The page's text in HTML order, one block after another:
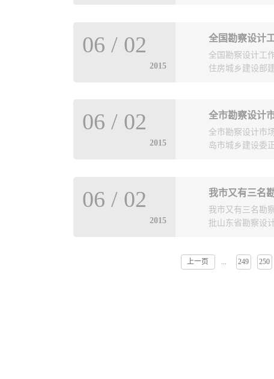
待设计单位完成
项，经过各课题
段。此次工艺包
对中石油华东设
成套技术开发”
家组认为两个科
评估。 “MTO装
MTO装置在反应
及研发能力，又
套技术开发”课题
全国勘察设计
2015
06 / 02
全国勘察设计工
住房城乡建设部
管司熊士泊副司
实习总书记关于
深入讨论，同时
产生的影响，探
全市勘察设计
2015
06 / 02
全市勘察设计市
岛市城乡建设委
工图审查机构督
各区市检查和督
设计单位和施工
我市又有三名
2015
06 / 02
我市又有三名勘
批山东省勘察设
青岛北洋建筑设
上一页 ... 249 250